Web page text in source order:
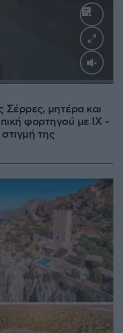
:
Σέρρες, μητέρα και
φορτηγού με ΙΧ -
της